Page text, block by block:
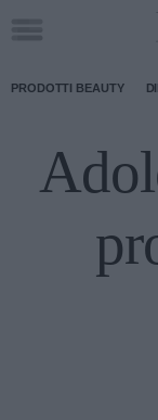
PRODOTTI BEAUTY